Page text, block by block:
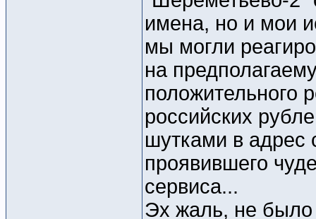
имена, но и мои
мы могли
на
положительного
российских
шутками в адрес
проявившего
сервиса...
Эх жаль, не было